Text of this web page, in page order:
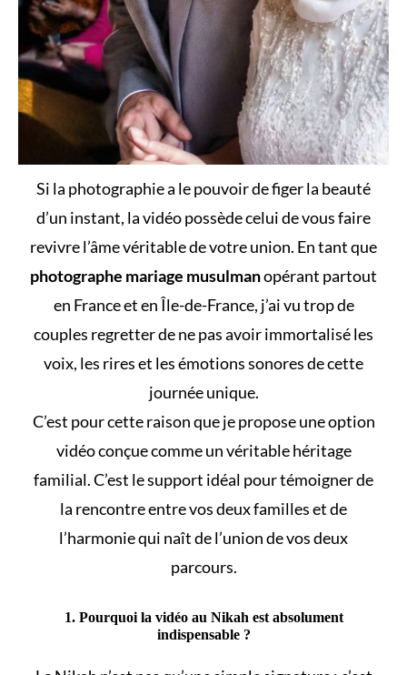
Si la photographie a le pouvoir de figer la beauté
d’un instant, la vidéo possède celui de vous faire
revivre l’âme véritable de votre union. En tant que
photographe mariage musulmanopérant partout
en France et en Île-de-France, j’ai vu trop de
couples regretter de ne pas avoir immortalisé les
voix, les rires et les émotions sonores de cette
journée unique.
C’est pour cette raison que je propose une option
vidéo conçue comme un véritable héritage
familial. C’est le support idéal pour témoigner de
la rencontre entre vos deux familles et de
l’harmonie qui naît de l’union de vos deux
parcours.
1. Pourquoi la vidéo au Nikah est absolument
indispensable ?